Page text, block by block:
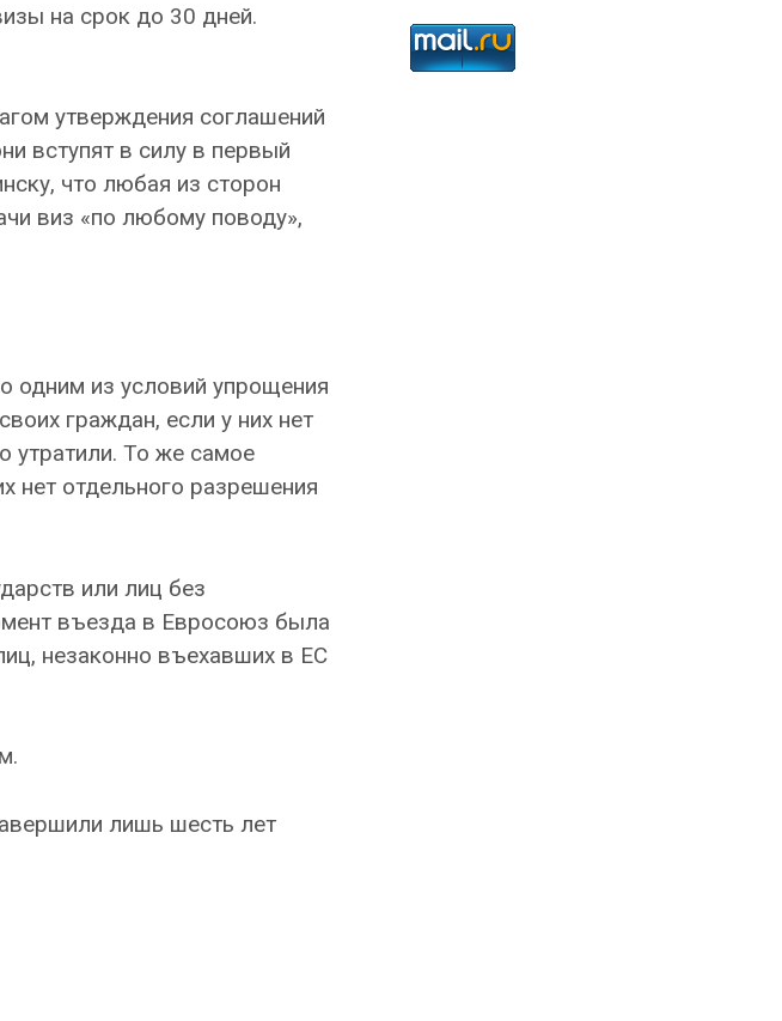
на срок до 30 дней.
утверждения соглашений
вступят в силу в первый
что любая из сторон
виз «по любому поводу»,
одним из условий упрощения
граждан, если у них нет
утратили. То же самое
нет отдельного разрешения
или лиц без
въезда в Евросоюз была
незаконно въехавших в ЕС
лишь шесть лет